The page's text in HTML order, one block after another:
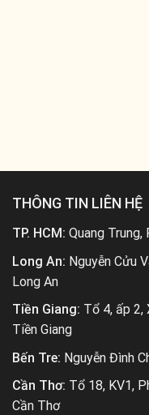
THÔNG TIN LIÊN HỆ
TP. HCM: Quang Trung,
Long An: Nguyễn Cửu
Long An
Tiền Giang: Tổ 4, ấp 2,
Tiền Giang
Bến Tre: Nguyễn Đình
Cần Thơ: Tổ 18, KV1,
Cần Thơ